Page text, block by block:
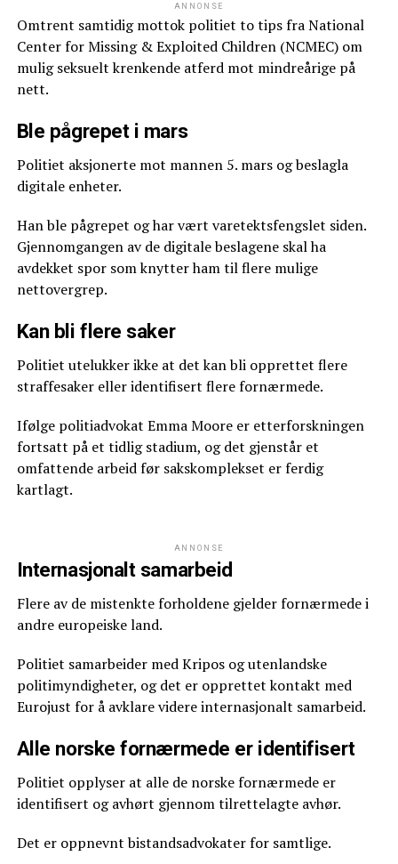
ANNONSE
Omtrent samtidig mottok politiet to tips fra National
Center for Missing & Exploited Children (NCMEC) om
mulig seksuelt krenkende atferd mot mindreårige på
nett.
Ble pågrepet i mars
Politiet aksjonerte mot mannen 5. mars og beslagla
digitale enheter.
Han ble pågrepet og har vært varetektsfengslet siden.
Gjennomgangen av de digitale beslagene skal ha
avdekket spor som knytter ham til flere mulige
nettovergrep.
Kan bli flere saker
Politiet utelukker ikke at det kan bli opprettet flere
straffesaker eller identifisert flere fornærmede.
Ifølge politiadvokat Emma Moore er etterforskningen
fortsatt på et tidlig stadium, og det gjenstår et
omfattende arbeid før sakskomplekset er ferdig
kartlagt.
ANNONSE
Internasjonalt samarbeid
Flere av de mistenkte forholdene gjelder fornærmede i
andre europeiske land.
Politiet samarbeider med Kripos og utenlandske
politimyndigheter, og det er opprettet kontakt med
Eurojust for å avklare videre internasjonalt samarbeid.
Alle norske fornærmede er identifisert
Politiet opplyser at alle de norske fornærmede er
identifisert og avhørt gjennom tilrettelagte avhør.
Det er oppnevnt bistandsadvokater for samtlige.